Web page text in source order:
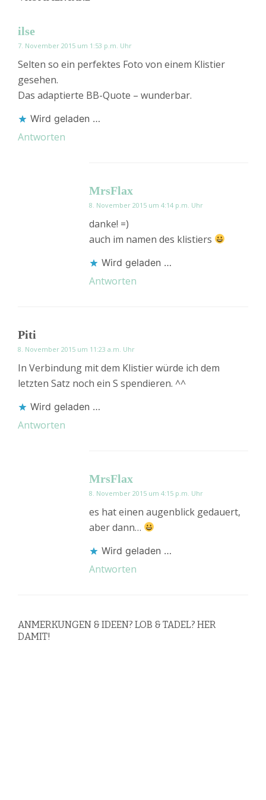
ilse
7. November 2015 um 1:53 p.m. Uhr
Selten so ein perfektes Foto von einem Klistier
gesehen.
Das adaptierte BB-Quote – wunderbar.
Wird geladen …
Antworten
MrsFlax
8. November 2015 um 4:14 p.m. Uhr
danke! =)
auch im namen des klistiers
Wird geladen …
Antworten
Piti
8. November 2015 um 11:23 a.m. Uhr
In Verbindung mit dem Klistier würde ich dem
letzten Satz noch ein S spendieren. ^^
Wird geladen …
Antworten
MrsFlax
8. November 2015 um 4:15 p.m. Uhr
es hat einen augenblick gedauert,
aber dann…
Wird geladen …
Antworten
ANMERKUNGEN & IDEEN? LOB & TADEL? HER
DAMIT!